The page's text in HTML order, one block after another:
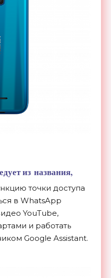
из названия,
точки доступа
в WhatsApp
YouTube,
и работать
Google Assistant.